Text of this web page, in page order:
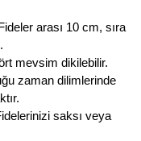
arası 10 cm, sıra
mevsim dikilebilir.
zaman dilimlerinde
saksı veya